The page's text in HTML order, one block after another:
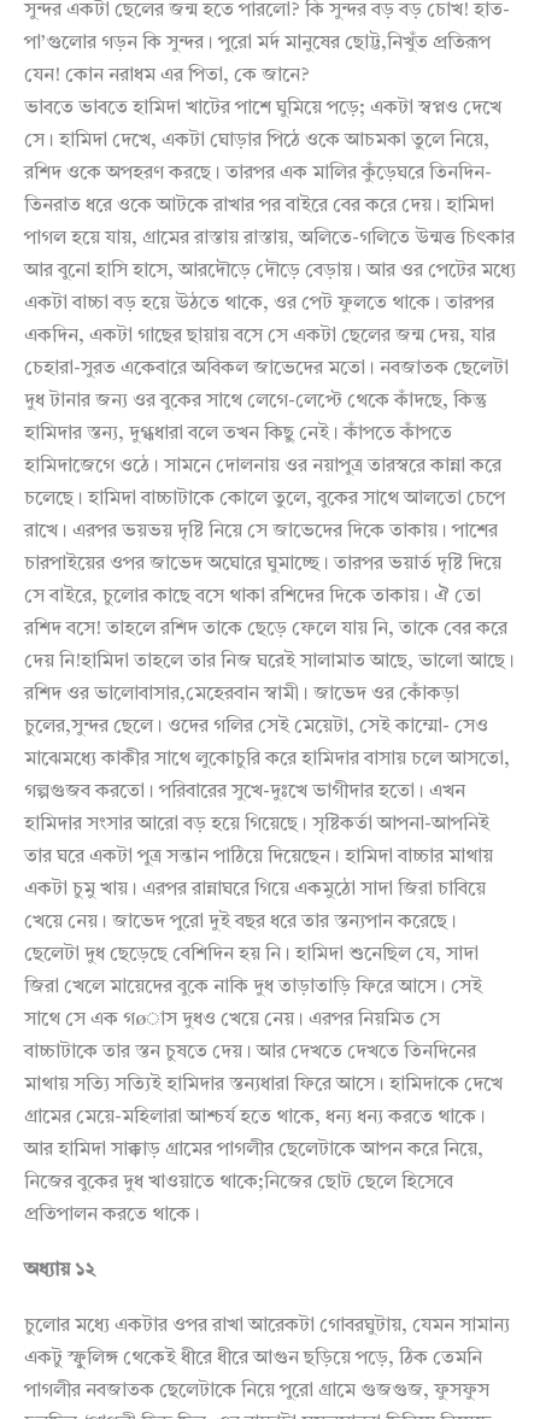
সুন্দর একটা ছেলের জন্ম হতে পারলো? কি সুন্দর বড় বড় চোখ! হাত-
পা’গুলোর গড়ন কি সুন্দর। পুরো মর্দ মানুষের ছোট্ট,নিখুঁত প্রতিরূপ
যেন! কোন নরাধম এর পিতা, কে জানে?
ভাবতে ভাবতে হামিদা খাটের পাশে ঘুমিয়ে পড়ে; একটা স্বপ্নও দেখে
সে। হামিদা দেখে, একটা ঘোড়ার পিঠে ওকে আচমকা তুলে নিয়ে,
রশিদ ওকে অপহরণ করছে। তারপর এক মালির কুঁড়েঘরে তিনদিন-
তিনরাত ধরে ওকে আটকে রাখার পর বাইরে বের করে দেয়। হামিদা
পাগল হয়ে যায়, গ্রামের রাস্তায় রাস্তায়, অলিতে-গলিতে উন্মত্ত চিৎকার
আর বুনো হাসি হাসে, আরদৌড়ে দৌড়ে বেড়ায়। আর ওর পেটের মধ্যে
একটা বাচ্চা বড় হয়ে উঠতে থাকে, ওর পেট ফুলতে থাকে। তারপর
একদিন, একটা গাছের ছায়ায় বসে সে একটা ছেলের জন্ম দেয়, যার
চেহারা-সুরত একেবারে অবিকল জাভেদের মতো। নবজাতক ছেলেটা
দুধ টানার জন্য ওর বুকের সাথে লেগে-লেপ্টে থেকে কাঁদছে, কিন্তু
হামিদার স্তন্য, দুগ্ধধারা বলে তখন কিছু নেই। কাঁপতে কাঁপতে
হামিদাজেগে ওঠে। সামনে দোলনায় ওর নয়াপুত্র তারস্বরে কান্না করে
চলেছে। হামিদা বাচ্চাটাকে কোলে তুলে, বুকের সাথে আলতো চেপে
রাখে। এরপর ভয়ভয় দৃষ্টি নিয়ে সে জাভেদের দিকে তাকায়। পাশের
চারপাইয়ের ওপর জাভেদ অঘোরে ঘুমাচ্ছে। তারপর ভয়ার্ত দৃষ্টি দিয়ে
সে বাইরে, চুলোর কাছে বসে থাকা রশিদের দিকে তাকায়। ঐ তো
রশিদ বসে! তাহলে রশিদ তাকে ছেড়ে ফেলে যায় নি, তাকে বের করে
দেয় নি!হামিদা তাহলে তার নিজ ঘরেই সালামাত আছে, ভালো আছে।
রশিদ ওর ভালোবাসার,মেহেরবান স্বামী। জাভেদ ওর কোঁকড়া
চুলের,সুন্দর ছেলে। ওদের গলির সেই মেয়েটা, সেই কাম্মো- সেও
মাঝেমধ্যে কাকীর সাথে লুকোচুরি করে হামিদার বাসায় চলে আসতো,
গল্পগুজব করতো। পরিবারের সুখে-দুঃখে ভাগীদার হতো। এখন
হামিদার সংসার আরো বড় হয়ে গিয়েছে। সৃষ্টিকর্তা আপনা-আপনিই
তার ঘরে একটা পুত্র সন্তান পাঠিয়ে দিয়েছেন। হামিদা বাচ্চার মাথায়
একটা চুমু খায়। এরপর রান্নাঘরে গিয়ে একমুঠো সাদা জিরা চাবিয়ে
খেয়ে নেয়। জাভেদ পুরো দুই বছর ধরে তার স্তন্যপান করেছে।
ছেলেটা দুধ ছেড়েছে বেশিদিন হয় নি। হামিদা শুনেছিল যে, সাদা
জিরা খেলে মায়েদের বুকে নাকি দুধ তাড়াতাড়ি ফিরে আসে। সেই
সাথে সে এক গøাস দুধও খেয়ে নেয়। এরপর নিয়মিত সে
বাচ্চাটাকে তার স্তন চুষতে দেয়। আর দেখতে দেখতে তিনদিনের
মাথায় সত্যি সত্যিই হামিদার স্তন্যধারা ফিরে আসে। হামিদাকে দেখে
গ্রামের মেয়ে-মহিলারা আশ্চর্য হতে থাকে, ধন্য ধন্য করতে থাকে।
আর হামিদা সাক্কাড় গ্রামের পাগলীর ছেলেটাকে আপন করে নিয়ে,
নিজের বুকের দুধ খাওয়াতে থাকে;নিজের ছোট ছেলে হিসেবে
প্রতিপালন করতে থাকে।
অধ্যায় ১২
চুলোর মধ্যে একটার ওপর রাখা আরেকটা গোবরঘুটায়, যেমন সামান্য
একটু স্ফুুলিঙ্গ থেকেই ধীরে ধীরে আগুন ছড়িয়ে পড়ে, ঠিক তেমনি
পাগলীর নবজাতক ছেলেটাকে নিয়ে পুরো গ্রামে গুজগুজ, ফুসফুস